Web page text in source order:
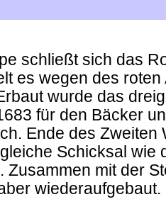
schließt sich das
es wegen des
wurde das
für den Bäcker
Ende des Zweiten
Schicksal wie
Zusammen mit der
wiederaufgebaut.